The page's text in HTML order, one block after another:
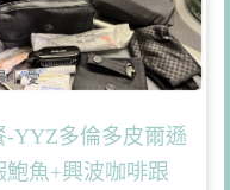
YYZ多倫多皮爾遜
魚+興波咖啡跟